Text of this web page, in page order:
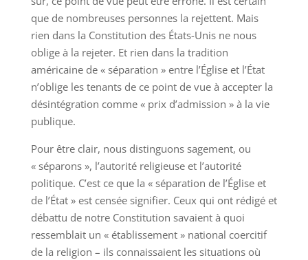
que de nombreuses personnes la rejettent. Mais
rien dans la Constitution des États-Unis ne nous
oblige à la rejeter. Et rien dans la tradition
américaine de « séparation » entre l’Église et l’État
n’oblige les tenants de ce point de vue à accepter la
désintégration comme « prix d’admission » à la vie
publique.
Pour être clair, nous distinguons sagement, ou
« séparons », l’autorité religieuse et l’autorité
politique. C’est ce que la « séparation de l’Église et
de l’État » est censée signifier. Ceux qui ont rédigé et
débattu de notre Constitution savaient à quoi
ressemblait un « établissement » national coercitif
de la religion – ils connaissaient les situations où